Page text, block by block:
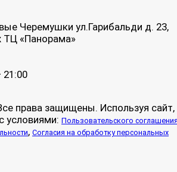
Черемушки ул.Гарибальди д. 23,
ТЦ «Панорама»
права защищены. Используя сайт,
условиями: Пользовательского
, Согласия на обработку персональных